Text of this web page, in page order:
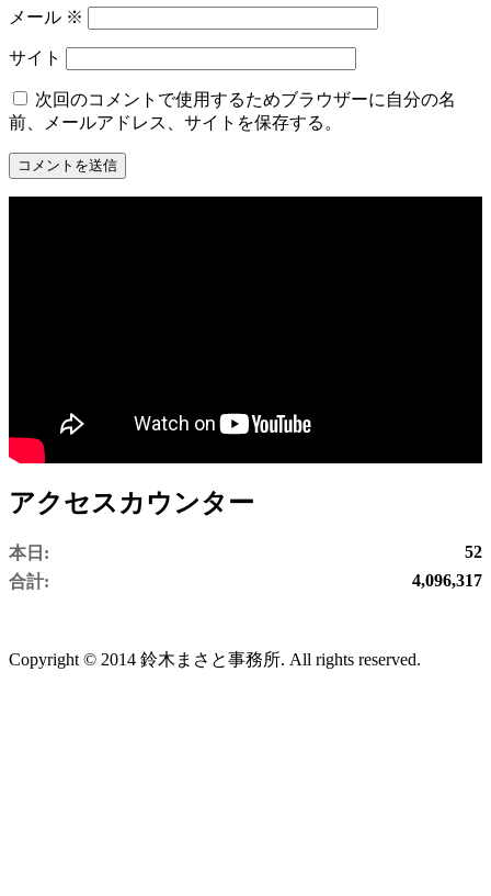
メール ※
サイト
次回のコメントで使用するためブラウザーに自分の名
前、メールアドレス、サイトを保存する。
アクセスカウンター
本日:
52
合計:
4,096,317
Copyright © 2014 鈴木まさと事務所. All rights reserved.